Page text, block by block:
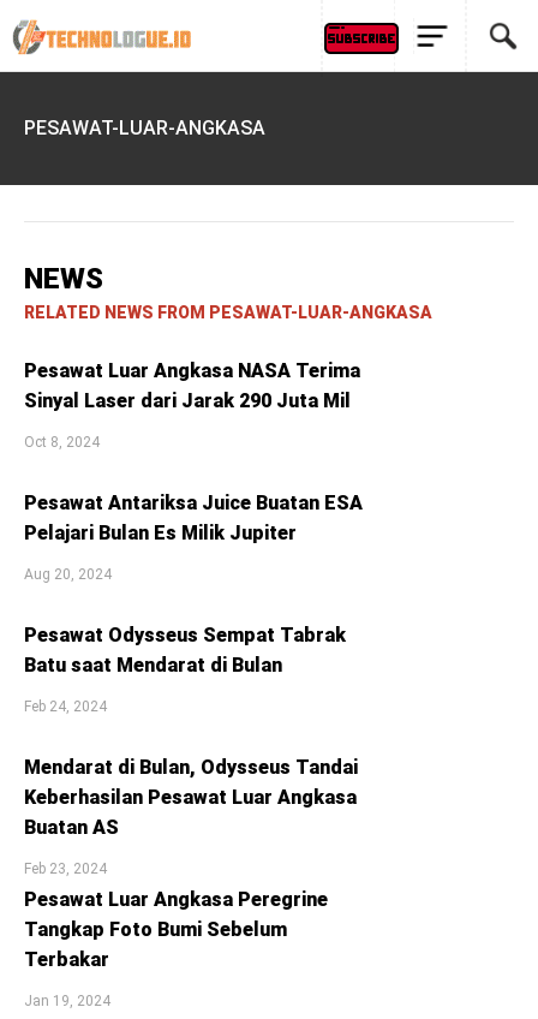
PESAWAT-LUAR-ANGKASA
NEWS
RELATED NEWS FROM PESAWAT-LUAR-ANGKASA
Pesawat Luar Angkasa NASA Terima
Sinyal Laser dari Jarak 290 Juta Mil
Oct 8, 2024
Pesawat Antariksa Juice Buatan ESA
Pelajari Bulan Es Milik Jupiter
Aug 20, 2024
Pesawat Odysseus Sempat Tabrak
Batu saat Mendarat di Bulan
Feb 24, 2024
Mendarat di Bulan, Odysseus Tandai
Keberhasilan Pesawat Luar Angkasa
Buatan AS
Feb 23, 2024
Pesawat Luar Angkasa Peregrine
Tangkap Foto Bumi Sebelum
Terbakar
Jan 19, 2024